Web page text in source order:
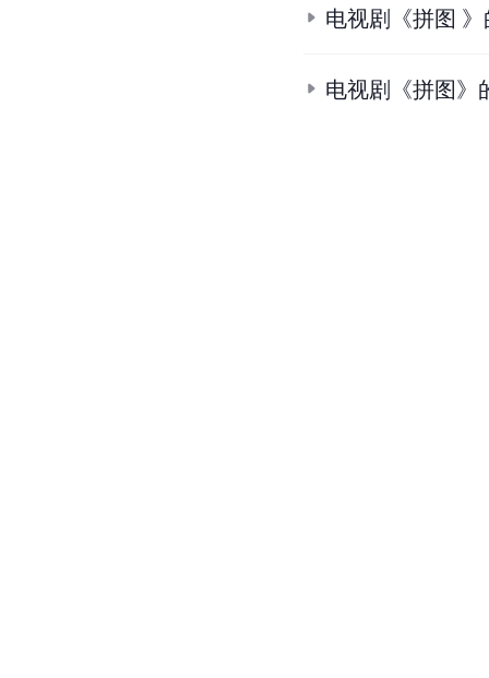
电视剧《拼图
电视剧《拼图》